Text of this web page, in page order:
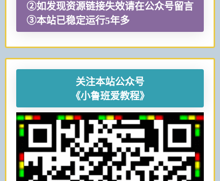
②如发现资源链接失效请在公众号留言
③本站已稳定运行5年多
关注本站公众号
《小鲁班爱教程》